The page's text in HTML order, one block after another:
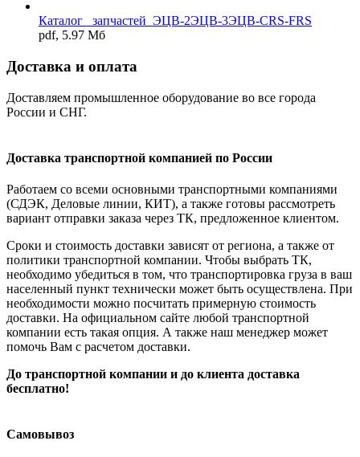
Каталог _запчастей_ЭЦВ-2ЭЦВ-3ЭЦВ-CRS-FRS
pdf, 5.97 Мб
Доставка и оплата
Доставляем промышленное оборудование во все города
России и СНГ.
Доставка транспортной компанией по России
Работаем со всеми основными транспортными компаниями
(СДЭК, Деловые линии, КИТ), а также готовы рассмотреть
вариант отправки заказа через ТК, предложенное клиентом.
Сроки и стоимость доставки зависят от региона, а также от
политики транспортной компании. Чтобы выбрать ТК,
необходимо убедиться в том, что транспортировка груза в ваш
населенный пункт технически может быть осуществлена. При
необходимости можно посчитать примерную стоимость
доставки. На официальном сайте любой транспортной
компании есть такая опция. А также наш менеджер может
помочь Вам с расчетом доставки.
До транспортной компании и до клиента доставка
бесплатно!
Самовывоз